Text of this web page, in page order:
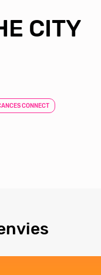
CITY
CONNECT